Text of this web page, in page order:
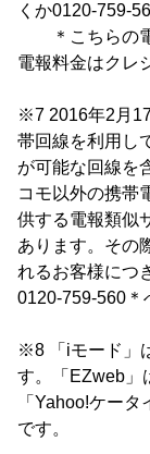
くか0120-759-
＊こちらの電
電報料金はクレ
※7 2016年2月
帯回線を利用し
が可能な回線を
コモ以外の携帯
供する電報類似
あります。その
れるお客様につ
0120-759-560＊
※8 「iモード」
す。「EZweb」
「Yahoo!ケー
です。